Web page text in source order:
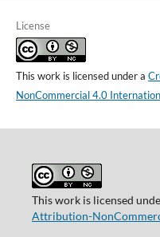
License
This work is licensed under a
NonCommercial 4.0
This work is licensed
Attribution-